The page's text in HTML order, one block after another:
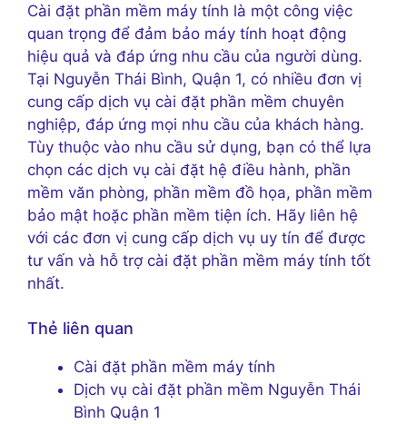
Cài đặt phần mềm máy tính là một công việc
quan trọng để đảm bảo máy tính hoạt động
hiệu quả và đáp ứng nhu cầu của người dùng.
Tại Nguyễn Thái Bình, Quận 1, có nhiều đơn vị
cung cấp dịch vụ cài đặt phần mềm chuyên
nghiệp, đáp ứng mọi nhu cầu của khách hàng.
Tùy thuộc vào nhu cầu sử dụng, bạn có thể lựa
chọn các dịch vụ cài đặt hệ điều hành, phần
mềm văn phòng, phần mềm đồ họa, phần mềm
bảo mật hoặc phần mềm tiện ích. Hãy liên hệ
với các đơn vị cung cấp dịch vụ uy tín để được
tư vấn và hỗ trợ cài đặt phần mềm máy tính tốt
nhất.
Thẻ liên quan
Cài đặt phần mềm máy tính
Dịch vụ cài đặt phần mềm Nguyễn Thái
Bình Quận 1